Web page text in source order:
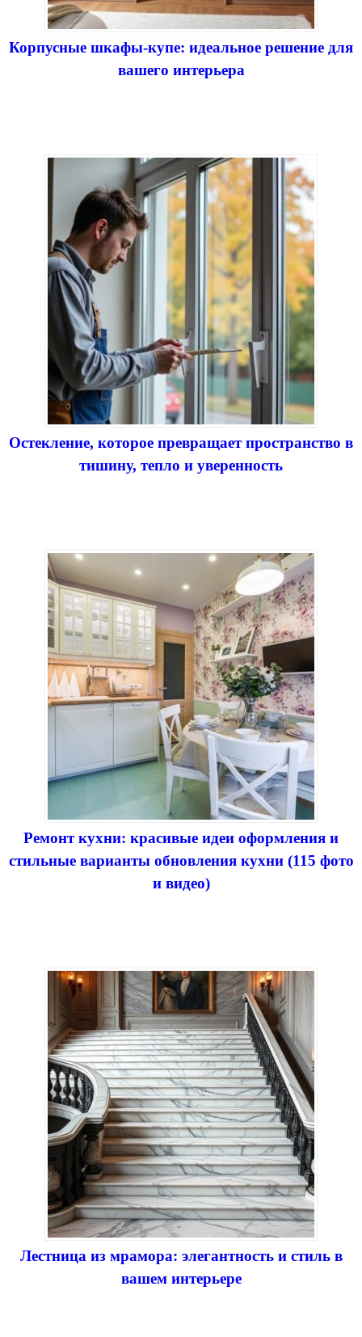
Корпусные шкафы-купе: идеальное решение для
вашего интерьера
Остекление, которое превращает пространство в
тишину, тепло и уверенность
Ремонт кухни: красивые идеи оформления и
стильные варианты обновления кухни (115 фото
и видео)
Лестница из мрамора: элегантность и стиль в
вашем интерьере